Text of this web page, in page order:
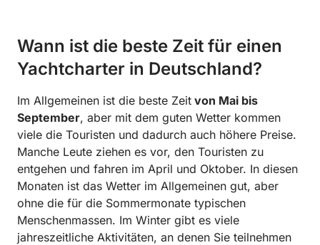
Wann ist die beste Zeit für einen
Yachtcharter in Deutschland?
Im Allgemeinen ist die beste Zeit von Mai bis
September, aber mit dem guten Wetter kommen
viele die Touristen und dadurch auch höhere Preise.
Manche Leute ziehen es vor, den Touristen zu
entgehen und fahren im April und Oktober. In diesen
Monaten ist das Wetter im Allgemeinen gut, aber
ohne die für die Sommermonate typischen
Menschenmassen. Im Winter gibt es viele
jahreszeitliche Aktivitäten, an denen Sie teilnehmen